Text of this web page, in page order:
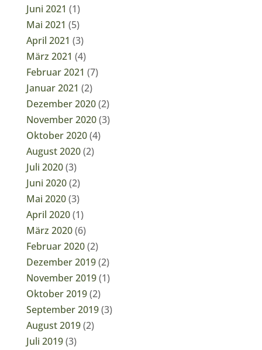
Juni 2021 (1)
Mai 2021 (5)
April 2021 (3)
März 2021 (4)
Februar 2021 (7)
Januar 2021 (2)
Dezember 2020(2)
November 2020(3)
Oktober 2020(4)
August 2020(2)
Juli 2020(3)
Juni 2020(2)
Mai 2020(3)
April 2020(1)
März 2020(6)
Februar 2020(2)
Dezember 2019(2)
November 2019(1)
Oktober 2019(2)
September 2019(3)
August 2019(2)
Juli 2019(3)